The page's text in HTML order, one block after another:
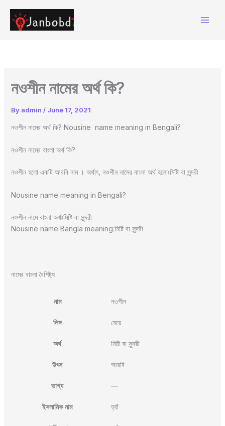
content
নওশীন নামের অর্থ কি?
By admin / June 17, 2021
নওশীন নামের অর্থ কি? Nousine name meaning in Bengali?
নওশীন নামের বাংলা অর্থ কি?
নওশীন হলো একটি আরবি নাম । অর্থাৎ, নওশীন নামের বাংলা অর্থ হলোঃমিষ্টি বা সুন্দরী
Nousine name meaning in Bengali?
নওশীন নামে বাংলা অর্থঃমিষ্টি বা সুন্দরী
Nousine name Bangla meaning:মিষ্টি বা সুন্দরী
নামের বাংলা বৈশিষ্ট্য
নাম নওশীন
লিঙ্গ মেয়ে
অর্থ মিষ্টি বা সুন্দরী
উৎস আরবি
ভাগ্য —
ইসলামিক নাম হ্যাঁ